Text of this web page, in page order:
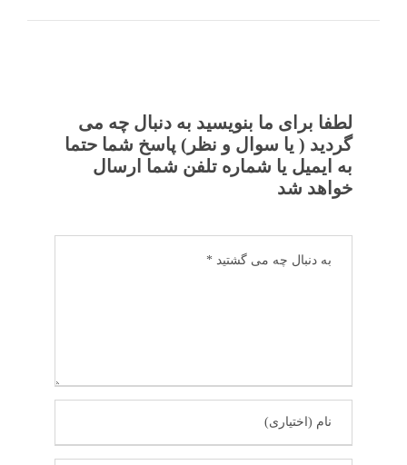
لطفا برای ما بنویسید به دنبال چه می
گردید ( یا سوال و نظر) پاسخ شما حتما
به ایمیل یا شماره تلفن شما ارسال
خواهد شد